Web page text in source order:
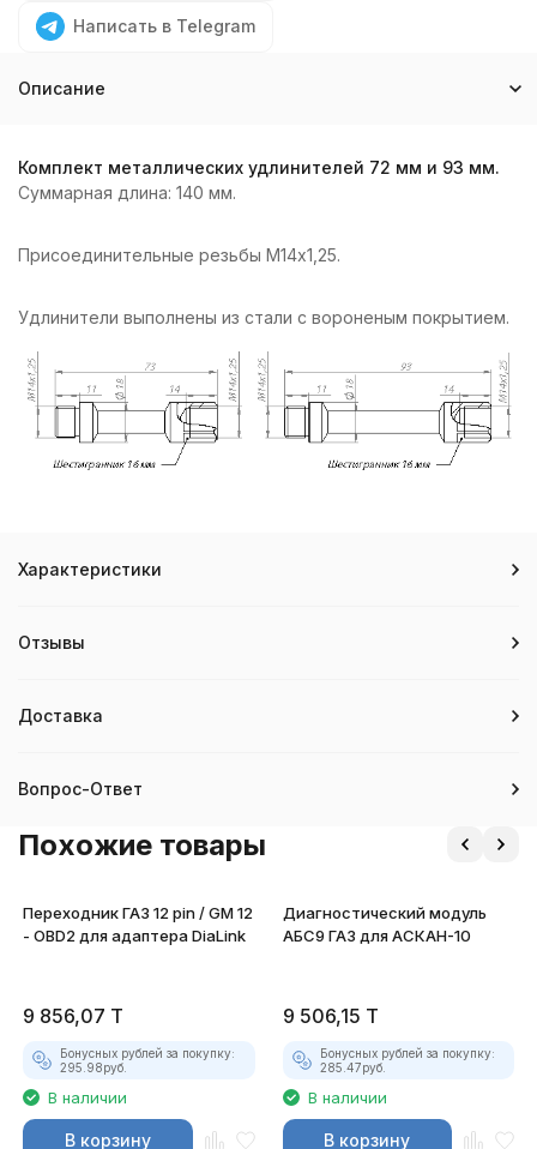
Написать в Telegram
Описание
Комплект металлических удлинителей 72 мм и 93 мм.
Суммарная длина: 140 мм.
Присоединительные резьбы М14х1,25.
Удлинители выполнены из стали с вороненым покрытием.
Характеристики
Отзывы
Доставка
Вопрос-Ответ
Похожие товары
Переходник ГАЗ 12 pin / GM 12
- OBD2 для адаптера DiaLink
9 856,07 T
Бонусных рублей за покупку:
295.98руб.
В наличии
В корзину
Диагностический модуль
АБС9 ГАЗ для АСКАН-10
9 506,15 T
Бонусных рублей за покупку:
285.47руб.
В наличии
В корзину